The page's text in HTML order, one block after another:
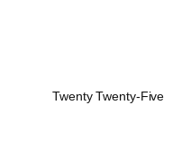
Twenty Twenty-Five